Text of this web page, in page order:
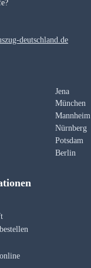
deutschland.de
Jena
München
Mannheim
Nürnberg
Potsdam
Berlin